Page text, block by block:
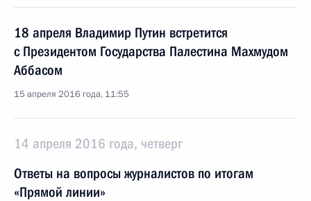
18 апреля Владимир Путин встретится
с Президентом Государства Палестина Махмудом
Аббасом
15 апреля 2016 года, 11:55
14 апреля 2016 года, четверг
Ответы на вопросы журналистов по итогам
«Прямой линии»